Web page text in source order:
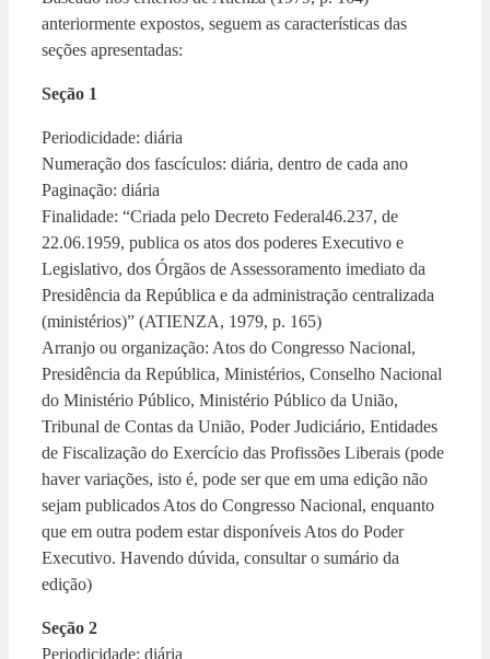
anteriormente expostos, seguem as características das
seções apresentadas:
Seção 1
Periodicidade: diária
Numeração dos fascículos: diária, dentro de cada ano
Paginação: diária
Finalidade: “Criada pelo Decreto Federal46.237, de
22.06.1959, publica os atos dos poderes Executivo e
Legislativo, dos Órgãos de Assessoramento imediato da
Presidência da República e da administração centralizada
(ministérios)” (ATIENZA, 1979, p. 165)
Arranjo ou organização: Atos do Congresso Nacional,
Presidência da República, Ministérios, Conselho Nacional
do Ministério Público, Ministério Público da União,
Tribunal de Contas da União, Poder Judiciário, Entidades
de Fiscalização do Exercício das Profissões Liberais (pode
haver variações, isto é, pode ser que em uma edição não
sejam publicados Atos do Congresso Nacional, enquanto
que em outra podem estar disponíveis Atos do Poder
Executivo. Havendo dúvida, consultar o sumário da
edição)
Seção 2
Periodicidade: diária